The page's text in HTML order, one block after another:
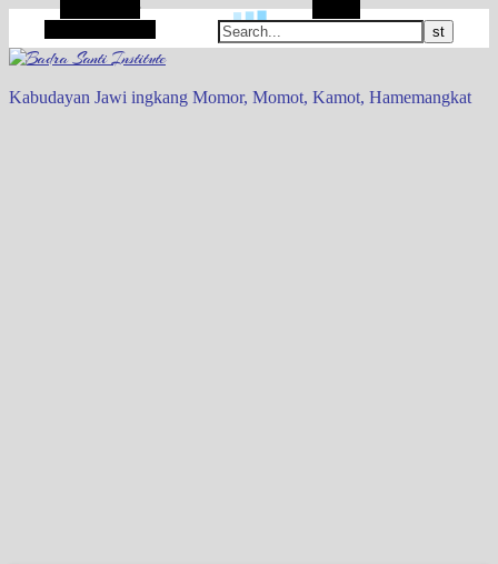
Kabudayan Jawi ingkang Momor, Momot, Kamot, Hamemangkat
Search